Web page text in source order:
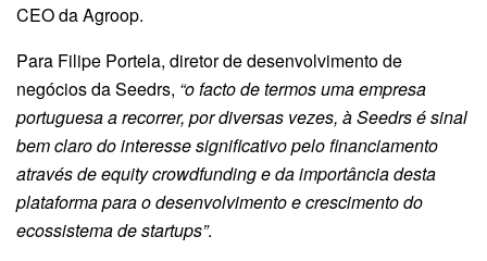
CEO da Agroop.
Para Filipe Portela, diretor de desenvolvimento de
negócios da Seedrs, “o facto de termos uma empresa
portuguesa a recorrer, por diversas vezes, à Seedrs é sinal
bem claro do interesse significativo pelo financiamento
através de equity crowdfunding e da importância desta
plataforma para o desenvolvimento e crescimento do
ecossistema de startups”.